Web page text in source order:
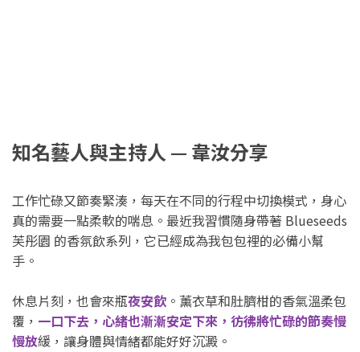
知名藝人與主持人 — 韋汝分享
工作忙碌又節奏緊湊，每天在不同的行程中切換模式，身心
真的需要一點柔軟的喘息。最近我習慣隨身帶著 Blueseeds
芙彤園 的香氛飲系列，它已經成為我包包裡的必備小幫
手。
休息片刻，也會來瓶夜安飲 。薰衣草和肚臍柑的香氣溫柔包
覆， 一口下去，心緒也漸漸安定下來，彷彿將忙碌的節奏慢
慢放緩，讓身體與情緒都能好好沉澱。